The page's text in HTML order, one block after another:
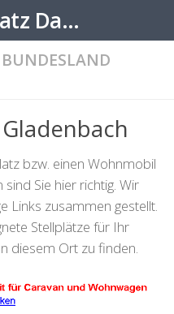
Wohnmobil Stellplatz Datenbank
bzw. einen Wohnmobil
Sie hier richtig. Wir
Links zusammen gestellt.
Stellplätze für Ihr
diesem Ort zu finden.